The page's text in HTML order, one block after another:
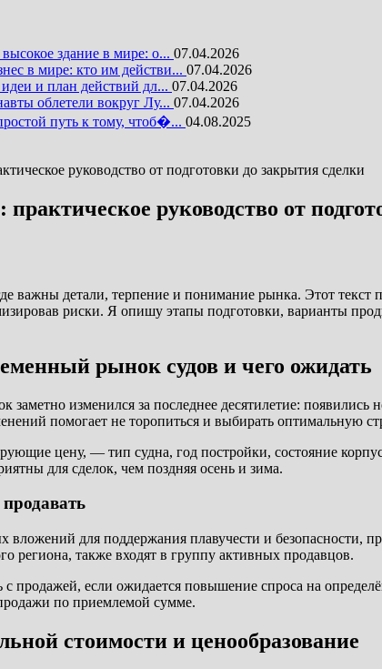
здание в мире: о... 07.04.2026
в мире: кто им действи... 07.04.2026
и план действий дл... 07.04.2026
облетели вокруг Лу... 07.04.2026
путь к тому, чтоб�... 04.08.2025
руководство от подготовки до закрытия сделки
руководство от
важны детали, терпение и понимание рынка. Этот текст
риски. Я опишу этапы подготовки, варианты
рынок судов и чего ожидать
заметно изменился за последнее десятилетие:
помогает не торопиться и выбирать оптимальную
цену, — тип судна, год постройки, состояние
для сделок, чем поздняя осень и зима.
вложений для поддержания плавучести и безопасности,
региона, также входят в группу активных продавцов.
продажей, если ожидается повышение спроса на
по приемлемой сумме.
стоимости и ценообразование